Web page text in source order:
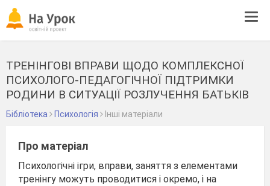
ТРЕНІНГОВІ ВПРАВИ ЩОДО КОМПЛЕКСНОЇ
ПСИХОЛОГО-ПЕДАГОГІЧНОЇ ПІДТРИМКИ
РОДИНИ В СИТУАЦІЇ РОЗЛУЧЕННЯ БАТЬКІВ
Бібліотека Психологія Інші матеріали
Про матеріал
Психологічні ігри, вправи, заняття з елементами
тренінгу можуть проводитися і окремо, і на